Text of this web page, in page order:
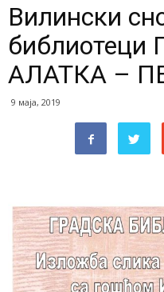
Вилински
библиотеци
АЛАТКА –
9 маја, 2019